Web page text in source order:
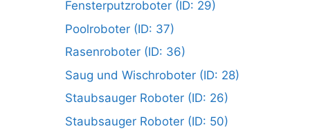
Fensterputzroboter (ID: 29)
Poolroboter (ID: 37)
Rasenroboter (ID: 36)
Saug und Wischroboter (ID: 28)
Staubsauger Roboter (ID: 26)
Staubsauger Roboter (ID: 50)